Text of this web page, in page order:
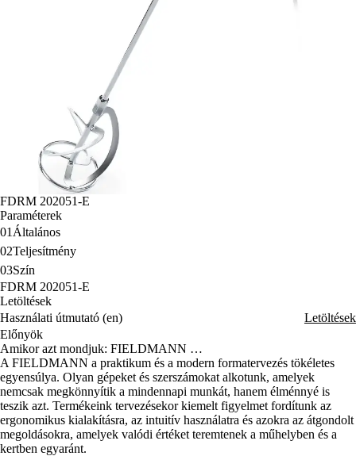
FDRM 202051-E
Paraméterek
01 Általános
02Teljesítmény
03Szín
FDRM 202051-E
Letöltések
Használati útmutató (en)
Letöltések
Előnyök
Amikor azt mondjuk: FIELDMANN …
A FIELDMANN a praktikum és a modern formatervezés tökéletes
egyensúlya. Olyan gépeket és szerszámokat alkotunk, amelyek
nemcsak megkönnyítik a mindennapi munkát, hanem élménnyé is
teszik azt. Termékeink tervezésekor kiemelt figyelmet fordítunk az
ergonomikus kialakításra, az intuitív használatra és azokra az átgondolt
megoldásokra, amelyek valódi értéket teremtenek a műhelyben és a
kertben egyaránt.